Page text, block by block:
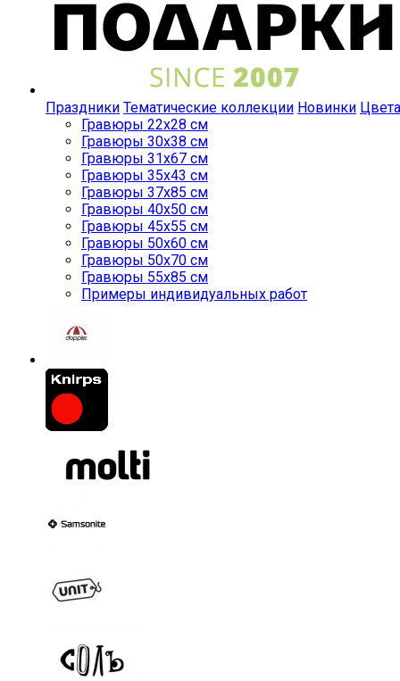
Праздники Тематические коллекции Новинки Цвета
Гравюры 22x28 см
Гравюры 30x38 см
Гравюры 31x67 см
Гравюры 35x43 см
Гравюры 37x85 см
Гравюры 40x50 см
Гравюры 45x55 см
Гравюры 50x60 см
Гравюры 50x70 см
Гравюры 55x85 см
Примеры индивидуальных работ